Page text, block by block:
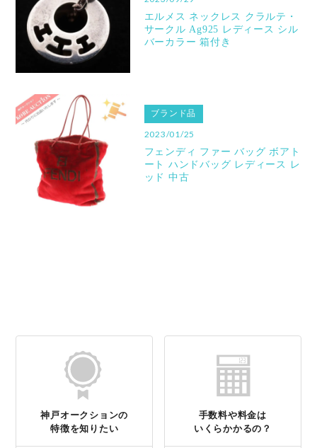
エルメス ネックレス クラルテ・
サークル Ag925 レディース シル
バーカラー 箱付き
ブランド品
2023/01/25
フェンディ ファー バッグ ボアト
ート ハンドバッグ レディース レ
ッド 中古
神戸オークションの
特徴を知りたい
手数料や料金は
いくらかかるの？